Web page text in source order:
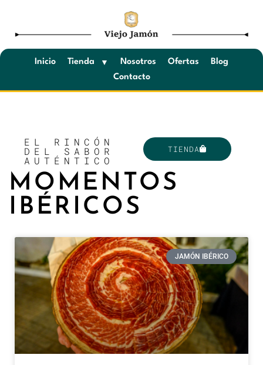
Saltar
contenidoInicio Tienda Nosotros Ofertas
Blog
Contacto
EL RINCÓN
DEL SABOR
AUTÉNTICO
MOMENTOS
IBÉRICOS
TIENDA
JAMÓN IBÉRICO